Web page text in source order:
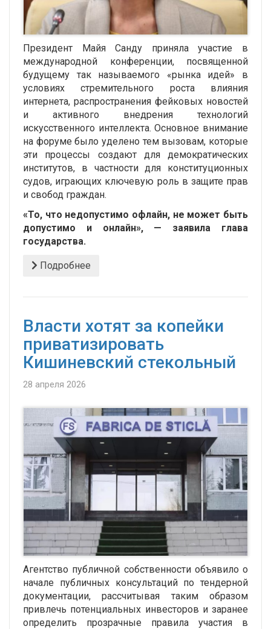
Президент Майя Санду приняла участие в
международной конференции, посвященной
будущему так называемого «рынка идей» в
условиях стремительного роста влияния
интернета, распространения фейковых новостей
и активного внедрения технологий
искусственного интеллекта. Основное внимание
на форуме было уделено тем вызовам, которые
эти процессы создают для демократических
институтов, в частности для конституционных
судов, играющих ключевую роль в защите прав
и свобод граждан.
«То, что недопустимо офлайн, не может быть
допустимо и онлайн», — заявила глава
государства.
Подробнее
Власти хотят за копейки
приватизировать
Кишиневский стекольный
28 апреля 2026
Агентство публичной собственности объявило о
начале публичных консультаций по тендерной
документации, рассчитывая таким образом
привлечь потенциальных инвесторов и заранее
определить прозрачные правила участия в